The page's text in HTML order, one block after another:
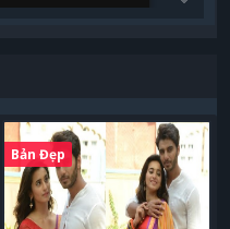
Bản Đẹp